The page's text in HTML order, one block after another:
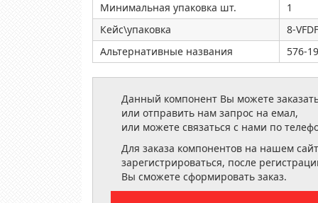
Минимальная упаковка шт.
1
Кейс\упаковка
8-
Альтернативные названия
576-
Данный компонент Вы можете
или отправить нам запрос на емал,
или можете связаться с нами по
Для заказа компонентов на нашем
зарегистрироваться, после
Вы сможете сформировать заказ.